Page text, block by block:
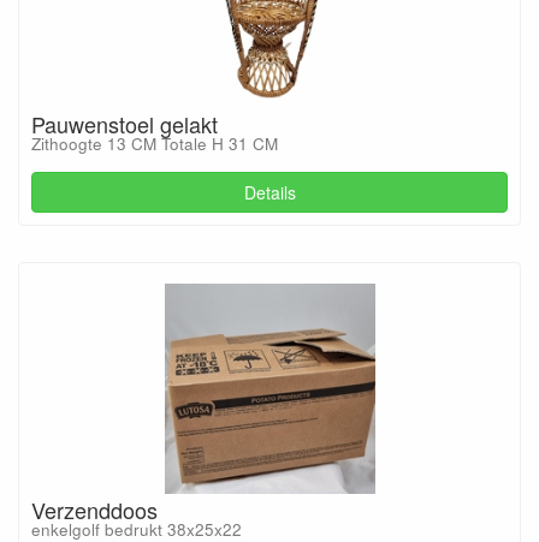
Pauwenstoel gelakt
Zithoogte 13 CM Totale H 31 CM
Details
Verzenddoos
enkelgolf bedrukt 38x25x22